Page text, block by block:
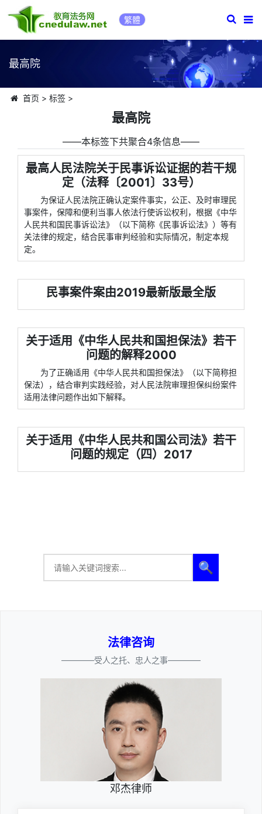
繁體
最高院
首页 > 标签>
最高院
――本标签下共聚合4条信息――
最高人民法院关于民事诉讼证据的若干规
定（法释〔2001〕33号）
为保证人民法院正确认定案件事实，公正、及时审理民
事案件，保障和便利当事人依法行使诉讼权利，根据《中华
人民共和国民事诉讼法》（以下简称《民事诉讼法》）等有
关法律的规定，结合民事审判经验和实际情况，制定本规
定。
民事案件案由2019最新版最全版
关于适用《中华人民共和国担保法》若干
问题的解释2000
为了正确适用《中华人民共和国担保法》（以下简称担
保法），结合审判实践经验，对人民法院审理担保纠纷案件
适用法律问题作出如下解释。
关于适用《中华人民共和国公司法》若干
问题的规定（四）2017
🔍
法律咨询
————受人之托、忠人之事————
邓杰律师